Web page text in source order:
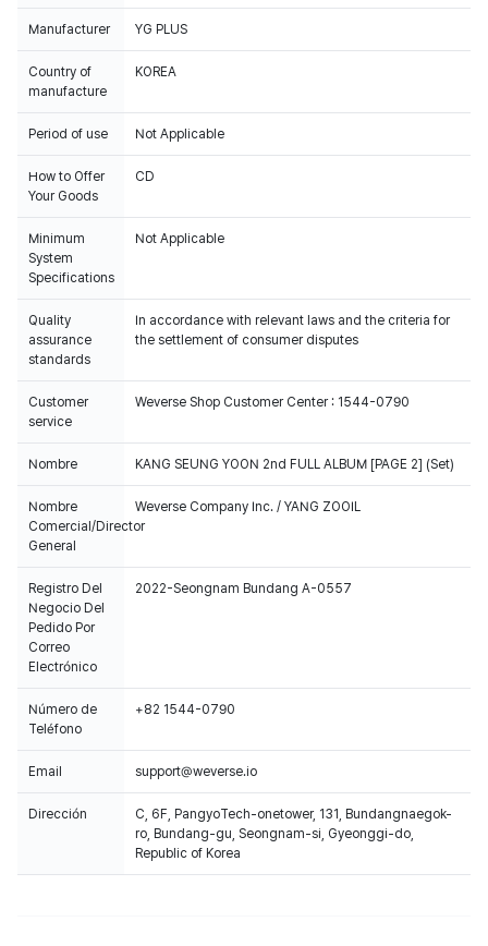
100% of the album sales on Weverse Shop will count for Hanteo Chart
and Circle Chart.
Manufacturer YG PLUS
Country of
manufacture
KOREA
Period of use Not Applicable
How to Offer
Your Goods
CD
Minimum
System
Specifications
Not Applicable
Quality
assurance
standards
In accordance with relevant laws and the criteria for
the settlement of consumer disputes
Customer
service
Weverse Shop Customer Center : 1544-0790
Nombre KANG SEUNG YOON 2nd FULL ALBUM [PAGE 2] (Set)
Nombre
Comercial/Director
General
Weverse Company Inc. / YANG ZOOIL
Registro Del
Negocio Del
Pedido Por
Correo
Electrónico
2022-Seongnam Bundang A-0557
Número de
Teléfono
+82 1544-0790
Email support@weverse.io
Dirección
C, 6F, PangyoTech-onetower, 131, Bundangnaegok-
ro, Bundang-gu, Seongnam-si, Gyeonggi-do,
Republic of Korea